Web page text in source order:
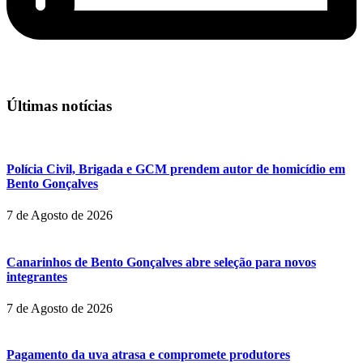
Últimas notícias
Polícia Civil, Brigada e GCM prendem autor de homicídio em
Bento Gonçalves
7 de Agosto de 2026
Canarinhos de Bento Gonçalves abre seleção para novos
integrantes
7 de Agosto de 2026
Pagamento da uva atrasa e compromete produtores